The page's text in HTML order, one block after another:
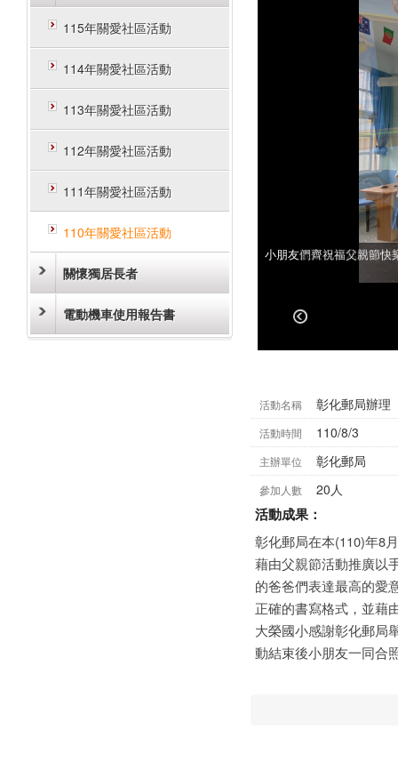
115年關愛社區活動
114年關愛社區活動
113年關愛社區活動
112年關愛社區活動
111年關愛社區活動
110年關愛社區活動
關懷獨居長者
電動機車使用報告書
小朋友們齊祝福父親節快
小朋友跟親自書寫的明信
活動名稱 彰化郵局辦理
活動時間 110/8/3
主辦單位 彰化郵局
參加人數 20人
活動成果：
彰化郵局在本(110)年8
藉由父親節活動推廣以
的爸爸們表達最高的愛
正確的書寫格式，並藉
大榮國小感謝彰化郵局
動結束後小朋友一同合